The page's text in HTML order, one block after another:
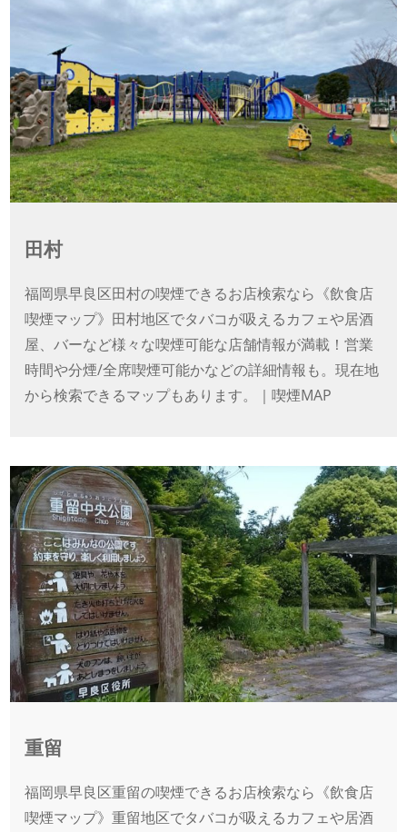
田村
福岡県早良区田村の喫煙できるお店検索なら《飲食店
喫煙マップ》田村地区でタバコが吸えるカフェや居酒
屋、バーなど様々な喫煙可能な店舗情報が満載！営業
時間や分煙/全席喫煙可能かなどの詳細情報も。現在地
から検索できるマップもあります。｜喫煙MAP
重留
福岡県早良区重留の喫煙できるお店検索なら《飲食店
喫煙マップ》重留地区でタバコが吸えるカフェや居酒